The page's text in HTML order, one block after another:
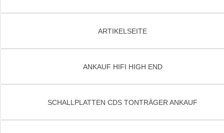
ARTIKELSEITE
ANKAUF HIFI HIGH END
SCHALLPLATTEN CDS TONTRÄGER ANKAUF